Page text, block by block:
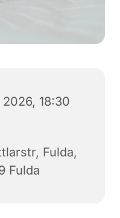
18:30
Fulda,
Fulda